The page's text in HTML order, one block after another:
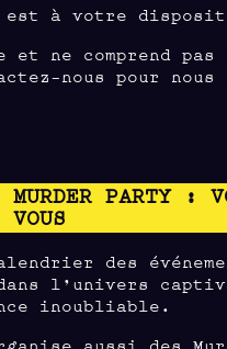
est à votre
et ne comprend
nous pour
MURDER PARTY :
des
l’univers
inoubliable.
aussi des